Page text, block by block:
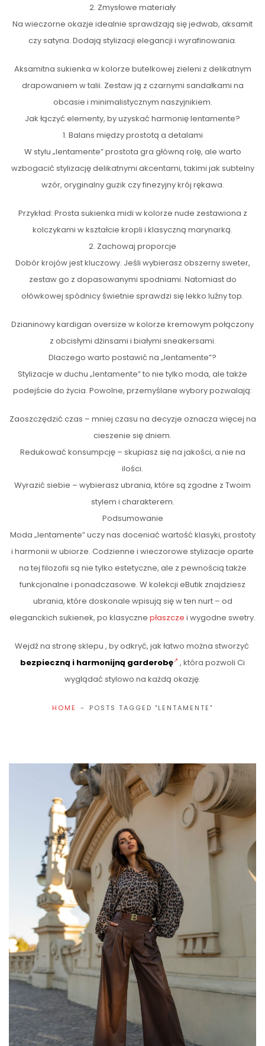
2. Zmysłowe materiały
Na wieczorne okazje idealnie sprawdzają się jedwab, aksamit
czy satyna. Dodają stylizacji elegancji i wyrafinowania.
Aksamitna sukienka w kolorze butelkowej zieleni z delikatnym
drapowaniem w talii. Zestaw ją z czarnymi sandałkami na
obcasie i minimalistycznym naszyjnikiem.
Jak łączyć elementy, by uzyskać harmonię lentamente?
1. Balans między prostotą a detalami
W stylu „lentamente” prostota gra główną rolę, ale warto
wzbogacić stylizację delikatnymi akcentami, takimi jak subtelny
wzór, oryginalny guzik czy finezyjny krój rękawa.
Przykład: Prosta sukienka midi w kolorze nude zestawiona z
kolczykami w kształcie kropli i klasyczną marynarką.
2. Zachowaj proporcje
Dobór krojów jest kluczowy. Jeśli wybierasz obszerny sweter,
zestaw go z dopasowanymi spodniami. Natomiast do
ołówkowej spódnicy świetnie sprawdzi się lekko luźny top.
Dzianinowy kardigan oversize w kolorze kremowym połączony
z obcisłymi dżinsami i białymi sneakersami.
Dlaczego warto postawić na „lentamente”?
Stylizacje w duchu „lentamente” to nie tylko moda, ale także
podejście do życia. Powolne, przemyślane wybory pozwalają:
Zaoszczędzić czas – mniej czasu na decyzje oznacza więcej na
cieszenie się dniem.
Redukować konsumpcję – skupiasz się na jakości, a nie na
ilości.
Wyrazić siebie – wybierasz ubrania, które są zgodne z Twoim
stylem i charakterem.
Podsumowanie
Moda „lentamente” uczy nas doceniać wartość klasyki, prostoty
i harmonii w ubiorze. Codzienne i wieczorowe stylizacje oparte
na tej filozofii są nie tylko estetyczne, ale z pewnością także
funkcjonalne i ponadczasowe. W kolekcji eButik znajdziesz
ubrania, które doskonale wpisują się w ten nurt – od
eleganckich sukienek, po klasyczne płaszcze i wygodne swetry.
Wejdź na stronę sklepu , by odkryć, jak łatwo można stworzyć
bezpieczną i harmonijną garderobę , która pozwoli Ci
wyglądać stylowo na każdą okazję.
HOME POSTS TAGGED "LENTAMENTE"